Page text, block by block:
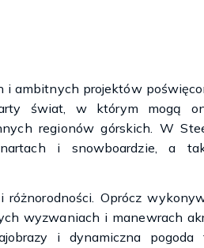
ambitnych projektów
świat, w którym mogą
regionów górskich. W
i snowboardzie, a
Oprócz
wyzwaniach i manewrach
i dynamiczna